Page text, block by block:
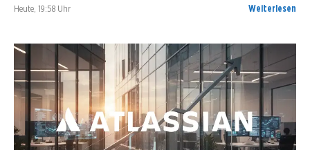
Heute, 19:58 Uhr Weiterlesen